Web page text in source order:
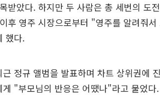
받았다. 하지만 두 사람은 총 세번의 도
후 영주 시장으로부터 "영주를 알려줘
했다.
정규 앨범을 발표하며 차트 상위권에
게 "부모님의 반응은 어땠나"라고 물었다.